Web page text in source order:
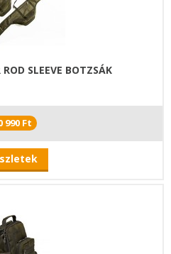
SLEEVE BOTZSÁK
990 Ft